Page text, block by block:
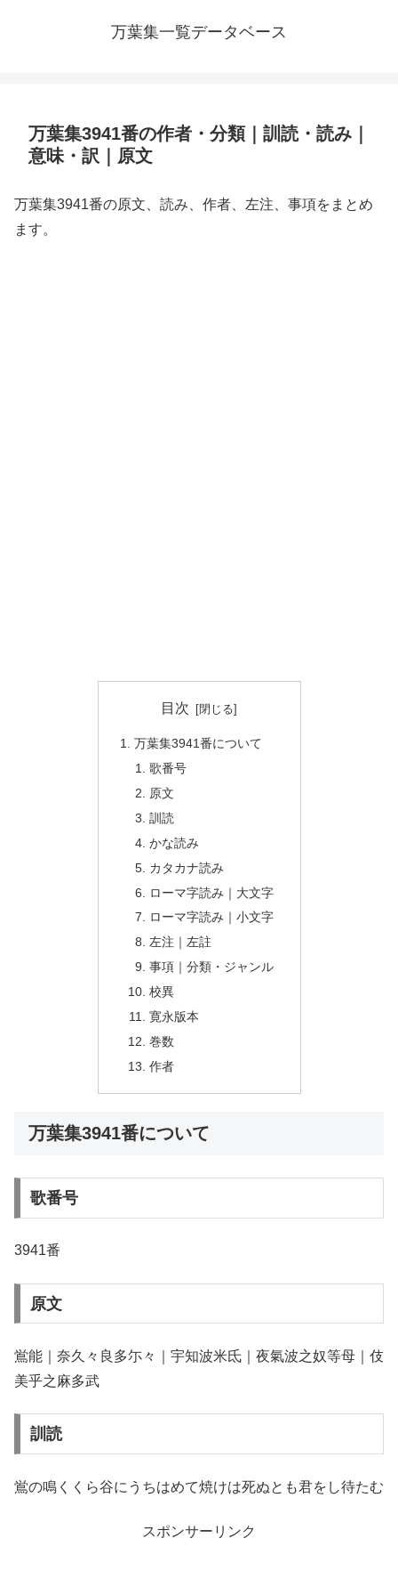
万葉集一覧データベース
万葉集3941番の作者・分類｜訓読・読み｜
意味・訳｜原文
万葉集3941番の原文、読み、作者、左注、事項をまとめ
ます。
目次
万葉集3941番について
歌番号
原文
訓読
かな読み
カタカナ読み
ローマ字読み｜大文字
ローマ字読み｜小文字
左注｜左註
事項｜分類・ジャンル
校異
寛永版本
巻数
作者
万葉集3941番について
歌番号
3941番
原文
鴬能｜奈久々良多尓々｜宇知波米氐｜夜氣波之奴等母｜伎
美乎之麻多武
訓読
鴬の鳴くくら谷にうちはめて焼けは死ぬとも君をし待たむ
スポンサーリンク